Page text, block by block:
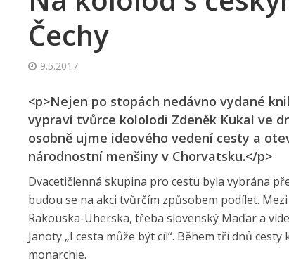
Čechy
9.5.2017
<p>Nejen po stopách nedávno vydané
vypraví tvůrce kololodi Zdeněk Kukal ve
osobně ujme ideového vedení cesty a
národnostní menšiny v Chorvatsku.</p>
Dvacetičlenná skupina pro cestu byla vybrána
budou se na akci tvůrčím způsobem podílet.
Rakouska-Uherska, třeba slovenský Maďar a
Janoty „I cesta může být cíl“. Během tří dnů
monarchie.